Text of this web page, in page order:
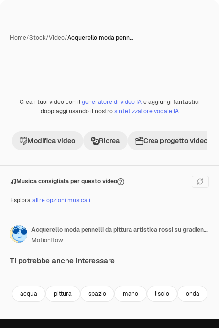
Home/Stock/Video/Acquerello moda penn…
Premium
Crea i tuoi video con ilgeneratore di video IAe aggiungi fantastici
doppiaggi usando il nostrosintetizzatore vocale IA
Modifica video Ricrea Crea progetto video
Musica consigliata per questo video
Esploraaltre opzioni musicali
Acquerello moda pennelli da pittura artistica rossi su gradiente bianco
Motionflow
Ti potrebbe anche interessare
acqua pittura spazio mano liscio onda